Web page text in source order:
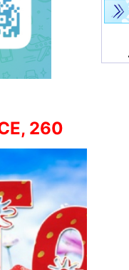
260